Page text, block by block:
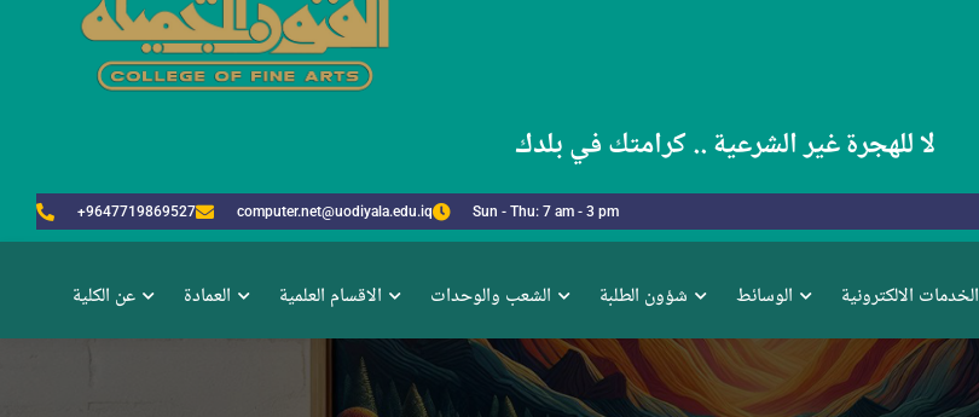
لا للهجرة غير الشرعية .. كرامتك في بلدك
+9647719869527 computer.net@uodiyala.edu.iq Sun - Thu: 7 am - 3 pm
عن الكلية العمادة الاقسام العلمية الشعب والوحدات شؤون الطلبة الوسائط الخدمات الالكترونية